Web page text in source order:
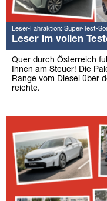
Leser-Fahraktion: Super-Test-
Leser im vollen
Quer durch Österreich
Ihnen am Steuer! Die
Range vom Diesel über
reichte.